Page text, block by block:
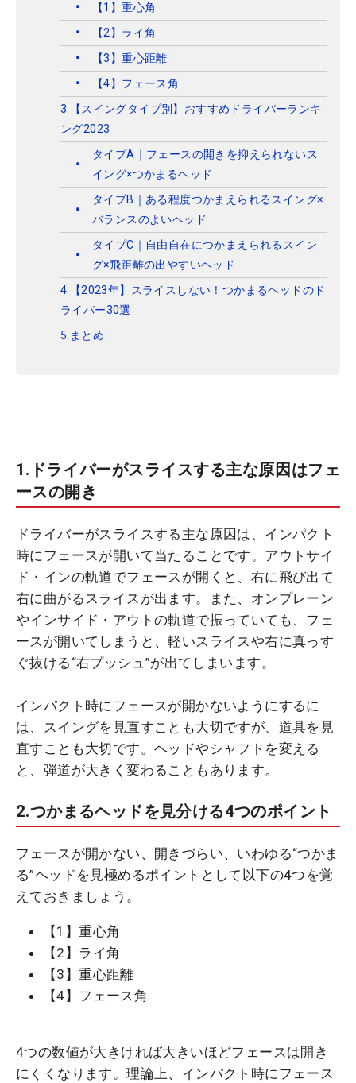
【1】重心角
【2】ライ角
【3】重心距離
【4】フェース角
3.【スイングタイプ別】おすすめドライバーランキ
ング2023
タイプA｜フェースの開きを抑えられないス
イング×つかまるヘッド
タイプB｜ある程度つかまえられるスイング×
バランスのよいヘッド
タイプC｜自由自在につかまえられるスイン
グ×飛距離の出やすいヘッド
4.【2023年】スライスしない！つかまるヘッドのド
ライバー30選
5.まとめ
1.ドライバーがスライスする主な原因はフェ
ースの開き
ドライバーがスライスする主な原因は、インパクト
時にフェースが開いて当たることです。アウトサイ
ド・インの軌道でフェースが開くと、右に飛び出て
右に曲がるスライスが出ます。また、オンプレーン
やインサイド・アウトの軌道で振っていても、フェ
ースが開いてしまうと、軽いスライスや右に真っす
ぐ抜ける“右プッシュ”が出てしまいます。
インパクト時にフェースが開かないようにするに
は、スイングを見直すことも大切ですが、道具を見
直すことも大切です。ヘッドやシャフトを変える
と、弾道が大きく変わることもあります。
2.つかまるヘッドを見分ける4つのポイント
フェースが開かない、開きづらい、いわゆる“つかま
る”ヘッドを見極めるポイントとして以下の4つを覚
えておきましょう。
【1】重心角
【2】ライ角
【3】重心距離
【4】フェース角
4つの数値が大きければ大きいほどフェースは開き
にくくなります。理論上、インパクト時にフェース